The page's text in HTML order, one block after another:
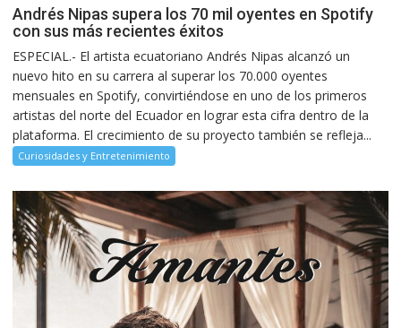
Andrés Nipas supera los 70 mil oyentes en Spotify
con sus más recientes éxitos
ESPECIAL.- El artista ecuatoriano Andrés Nipas alcanzó un
nuevo hito en su carrera al superar los 70.000 oyentes
mensuales en Spotify, convirtiéndose en uno de los primeros
artistas del norte del Ecuador en lograr esta cifra dentro de la
plataforma. El crecimiento de su proyecto también se refleja...
Curiosidades y Entretenimiento